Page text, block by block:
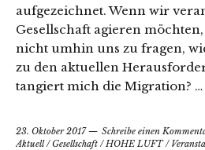
aufgezeichnet. Wenn wir
Gesellschaft agieren
nicht umhin uns zu fragen,
zu den aktuellen
tangiert mich die Migration? …
23. Oktober 2017
Schreibe einen
Aktuell/Gesellschaft /HOHE LUFT/